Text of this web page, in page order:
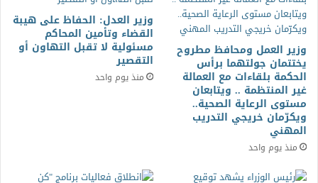
وزير العمل ومحافظ مطروح
يختتمان جولتهما برأس
الحكمة بلقاءات مع العمالة
غير المنتظمة .. ويتابعان
مستوى الرعاية الصحية..
ويكرّمان خريجي التدريب
المهني
منذ يوم واحد
وزير العدل: الحفاظ على هيبة
القضاء وتأمين المحاكم
مسئولية لا تقبل التهاون أو
التقصير
منذ يوم واحد